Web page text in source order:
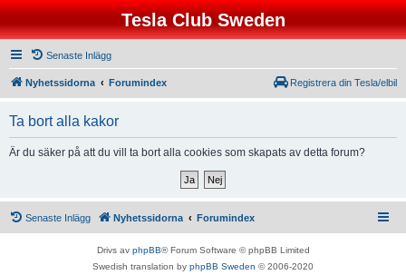
Tesla Club Sweden
Senaste Inlägg
Nyhetssidorna Forumindex Registrera din Tesla/elbil
Ta bort alla kakor
Är du säker på att du vill ta bort alla cookies som skapats av detta forum?
Senaste Inlägg Nyhetssidorna Forumindex
Drivs av phpBB® Forum Software © phpBB Limited
Swedish translation by phpBB Sweden © 2006-2020